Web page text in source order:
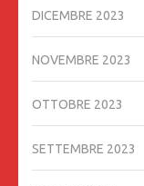
DICEMBRE 2023
NOVEMBRE 2023
OTTOBRE 2023
SETTEMBRE 2023